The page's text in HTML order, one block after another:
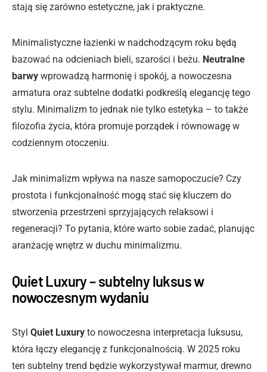
stają się zarówno estetyczne, jak i praktyczne.
Minimalistyczne łazienki w nadchodzącym roku będą
bazować na odcieniach bieli, szarości i beżu. Neutralne
barwy wprowadzą harmonię i spokój, a nowoczesna
armatura oraz subtelne dodatki podkreślą elegancję tego
stylu. Minimalizm to jednak nie tylko estetyka – to także
filozofia życia, która promuje porządek i równowagę w
codziennym otoczeniu.
Jak minimalizm wpływa na nasze samopoczucie? Czy
prostota i funkcjonalność mogą stać się kluczem do
stworzenia przestrzeni sprzyjających relaksowi i
regeneracji? To pytania, które warto sobie zadać, planując
aranżację wnętrz w duchu minimalizmu.
Quiet Luxury – subtelny luksus w
nowoczesnym wydaniu
Styl Quiet Luxury to nowoczesna interpretacja luksusu,
która łączy elegancję z funkcjonalnością. W 2025 roku
ten subtelny trend będzie wykorzystywał marmur, drewno